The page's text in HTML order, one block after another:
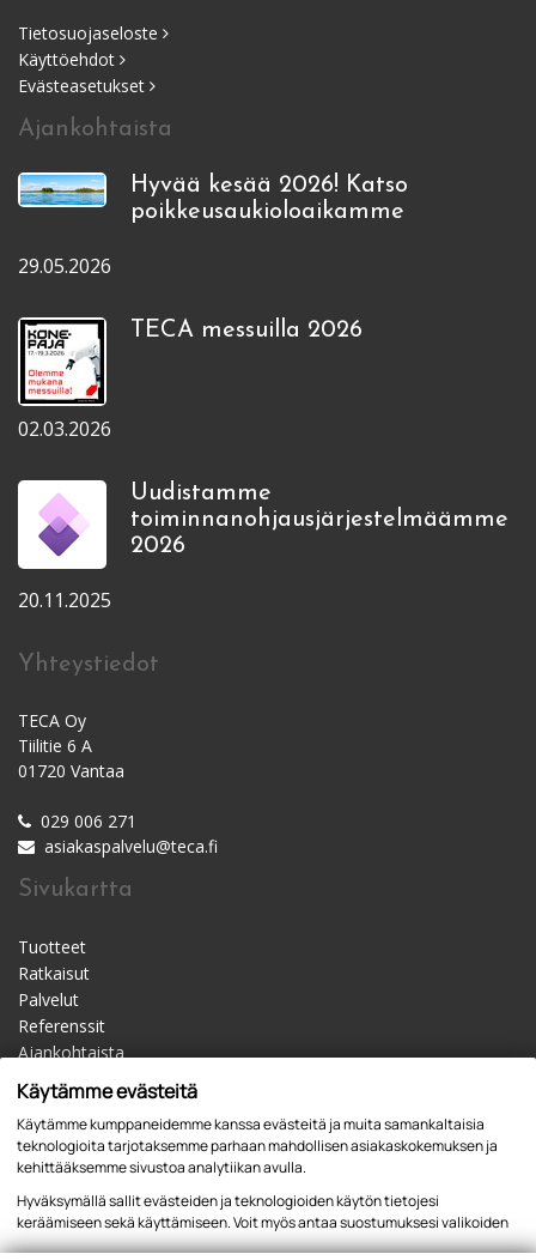
Tietosuojaseloste
Käyttöehdot
Evästeasetukset
Ajankohtaista
Hyvää kesää 2026! Katso
poikkeusaukioloaikamme
29.05.2026
TECA messuilla 2026
02.03.2026
Uudistamme
toiminnanohjausjärjestelmäämme
2026
20.11.2025
Yhteystiedot
TECA Oy
Tiilitie 6 A
01720 Vantaa
029 006 271
asiakaspalvelu@teca.fi
Sivukartta
Tuotteet
Ratkaisut
Palvelut
Referenssit
Ajankohtaista
Materiaalipankki
Yhteystiedot
Jälleenmyyjät
Käytämme evästeitä
Käytämme kumppaneidemme kanssa evästeitä ja muita samankaltaisia
teknologioita tarjotaksemme parhaan mahdollisen asiakaskokemuksen ja
kehittääksemme sivustoa analytiikan avulla.
Hyväksymällä sallit evästeiden ja teknologioiden käytön tietojesi
keräämiseen sekä käyttämiseen. Voit myös antaa suostumuksesi valikoiden
kautta klikkaamalla “Asetukset” painiketta.